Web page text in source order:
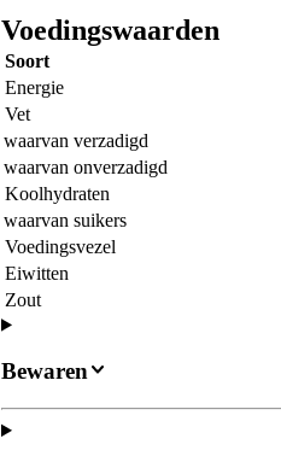
Voedingswaarden
Soort
Energie
Vet
waarvan verzadigd
waarvan onverzadigd
Koolhydraten
waarvan suikers
Voedingsvezel
Eiwitten
Zout
Bewaren